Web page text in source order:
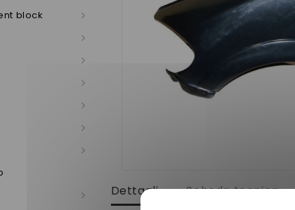
block
Dettagli Scheda tecnica